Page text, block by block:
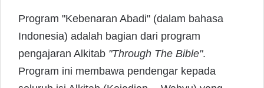
Program "Kebenaran Abadi" (dalam bahasa
Indonesia) adalah bagian dari program
pengajaran Alkitab "Through The Bible".
Program ini membawa pendengar kepada